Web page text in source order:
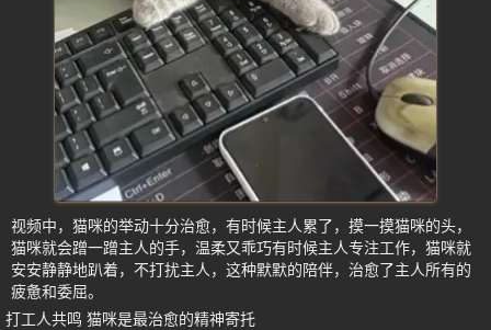
视频中，猫咪的举动十分治愈，有时候主人累了，摸一摸猫咪的头，
猫咪就会蹭一蹭主人的手，温柔又乖巧有时候主人专注工作，猫咪就
安安静静地趴着，不打扰主人，这种默默的陪伴，治愈了主人所有的
疲惫和委屈。
打工人共鸣 猫咪是最治愈的精神寄托